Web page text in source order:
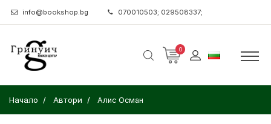
info@bookshop.bg 070010503; 029508337;
0
Начало Автори Алис Осман